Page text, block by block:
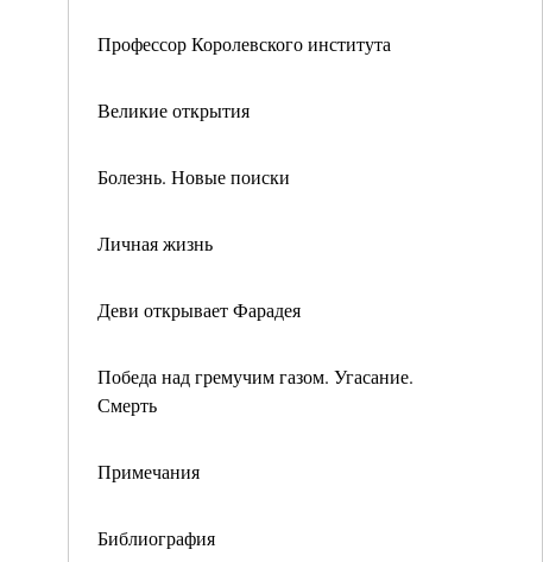
Профессор Королевского института
Великие открытия
Болезнь. Новые поиски
Личная жизнь
Деви открывает Фарадея
Победа над гремучим газом. Угасание.
Смерть
Примечания
Библиография